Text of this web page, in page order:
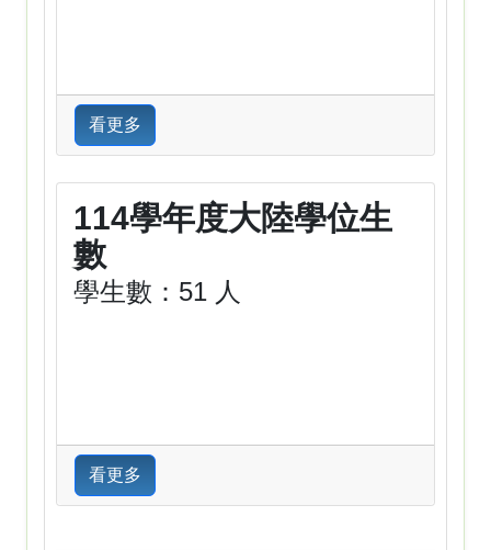
看更多
114學年度大陸學位生
數
學生數：51 人
看更多